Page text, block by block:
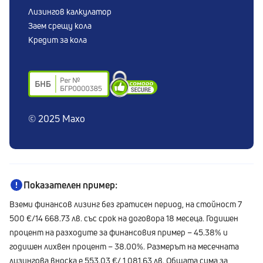
Решаване на спорове
Сигнали по ЗЗЛПСПОИН
Лизингов калкулатор
Заем срещу кола
Кредит за кола
© 2025 Maxo
Показателен пример:
Вземи финансов лизинг без гратисен период, на стойност 7
500 €/14 668.73 лв. със срок на договора 18 месеца. Годишен
процент на разходите за финансовия пример – 45.38% и
годишен лихвен процент – 38.00%. Размерът на месечната
лизингова вноска е 553.03 €/ 1 081.63 лв. Общата сума за